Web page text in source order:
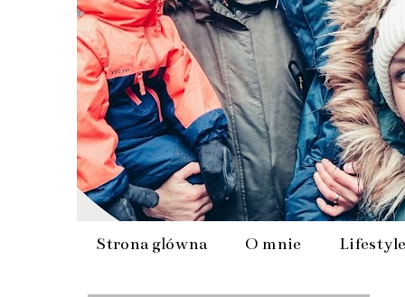
Strona główna O mnie Lifestyle